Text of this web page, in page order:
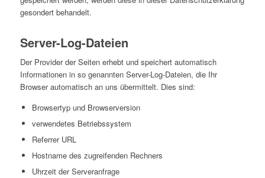
gesondert behandelt.
Server-Log-Dateien
Der Provider der Seiten erhebt und speichert automatisch
Informationen in so genannten Server-Log-Dateien, die Ihr
Browser automatisch an uns übermittelt. Dies sind:
Browsertyp und Browserversion
verwendetes Betriebssystem
Referrer URL
Hostname des zugreifenden Rechners
Uhrzeit der Serveranfrage